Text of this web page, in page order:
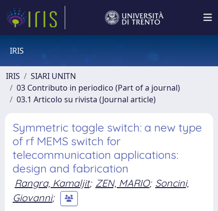
IRIS
IRIS
SIARI UNITN
03 Contributo in periodico (Part of a journal)
03.1 Articolo su rivista (Journal article)
Symmetric toggle switch: a new type
of rf MEMS switch for
telecommunication applications:
design and fabrication
Rangra, Kamaljit; ZEN, MARIO; Soncini,
Giovanni;